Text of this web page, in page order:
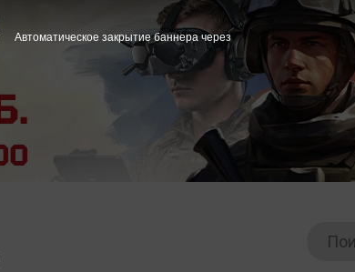
Автоматическое закрытие баннера через